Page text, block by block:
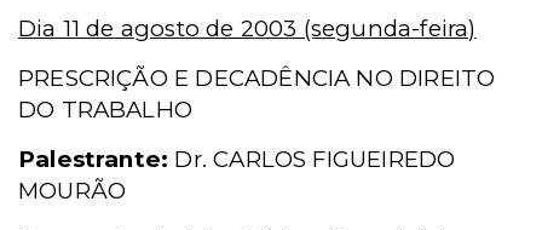
Dia 11 de agosto de 2003 (segunda-feira)
PRESCRIÇÃO E DECADÊNCIA NO DIREITO
DO TRABALHO
Palestrante: Dr. CARLOS FIGUEIREDO
MOURÃO